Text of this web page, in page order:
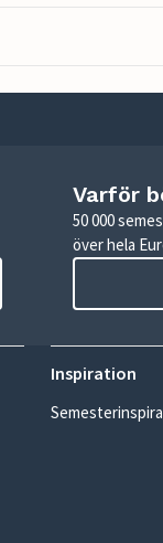
Varför
50 000
över hela
Inspiration